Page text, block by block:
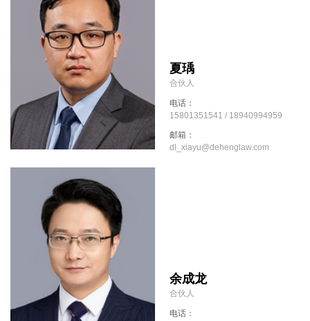
夏瑀
合伙人
电话：
15801351541 / 18940994959
邮箱：
dl_xiayu@dehenglaw.com
余成龙
合伙人
电话：